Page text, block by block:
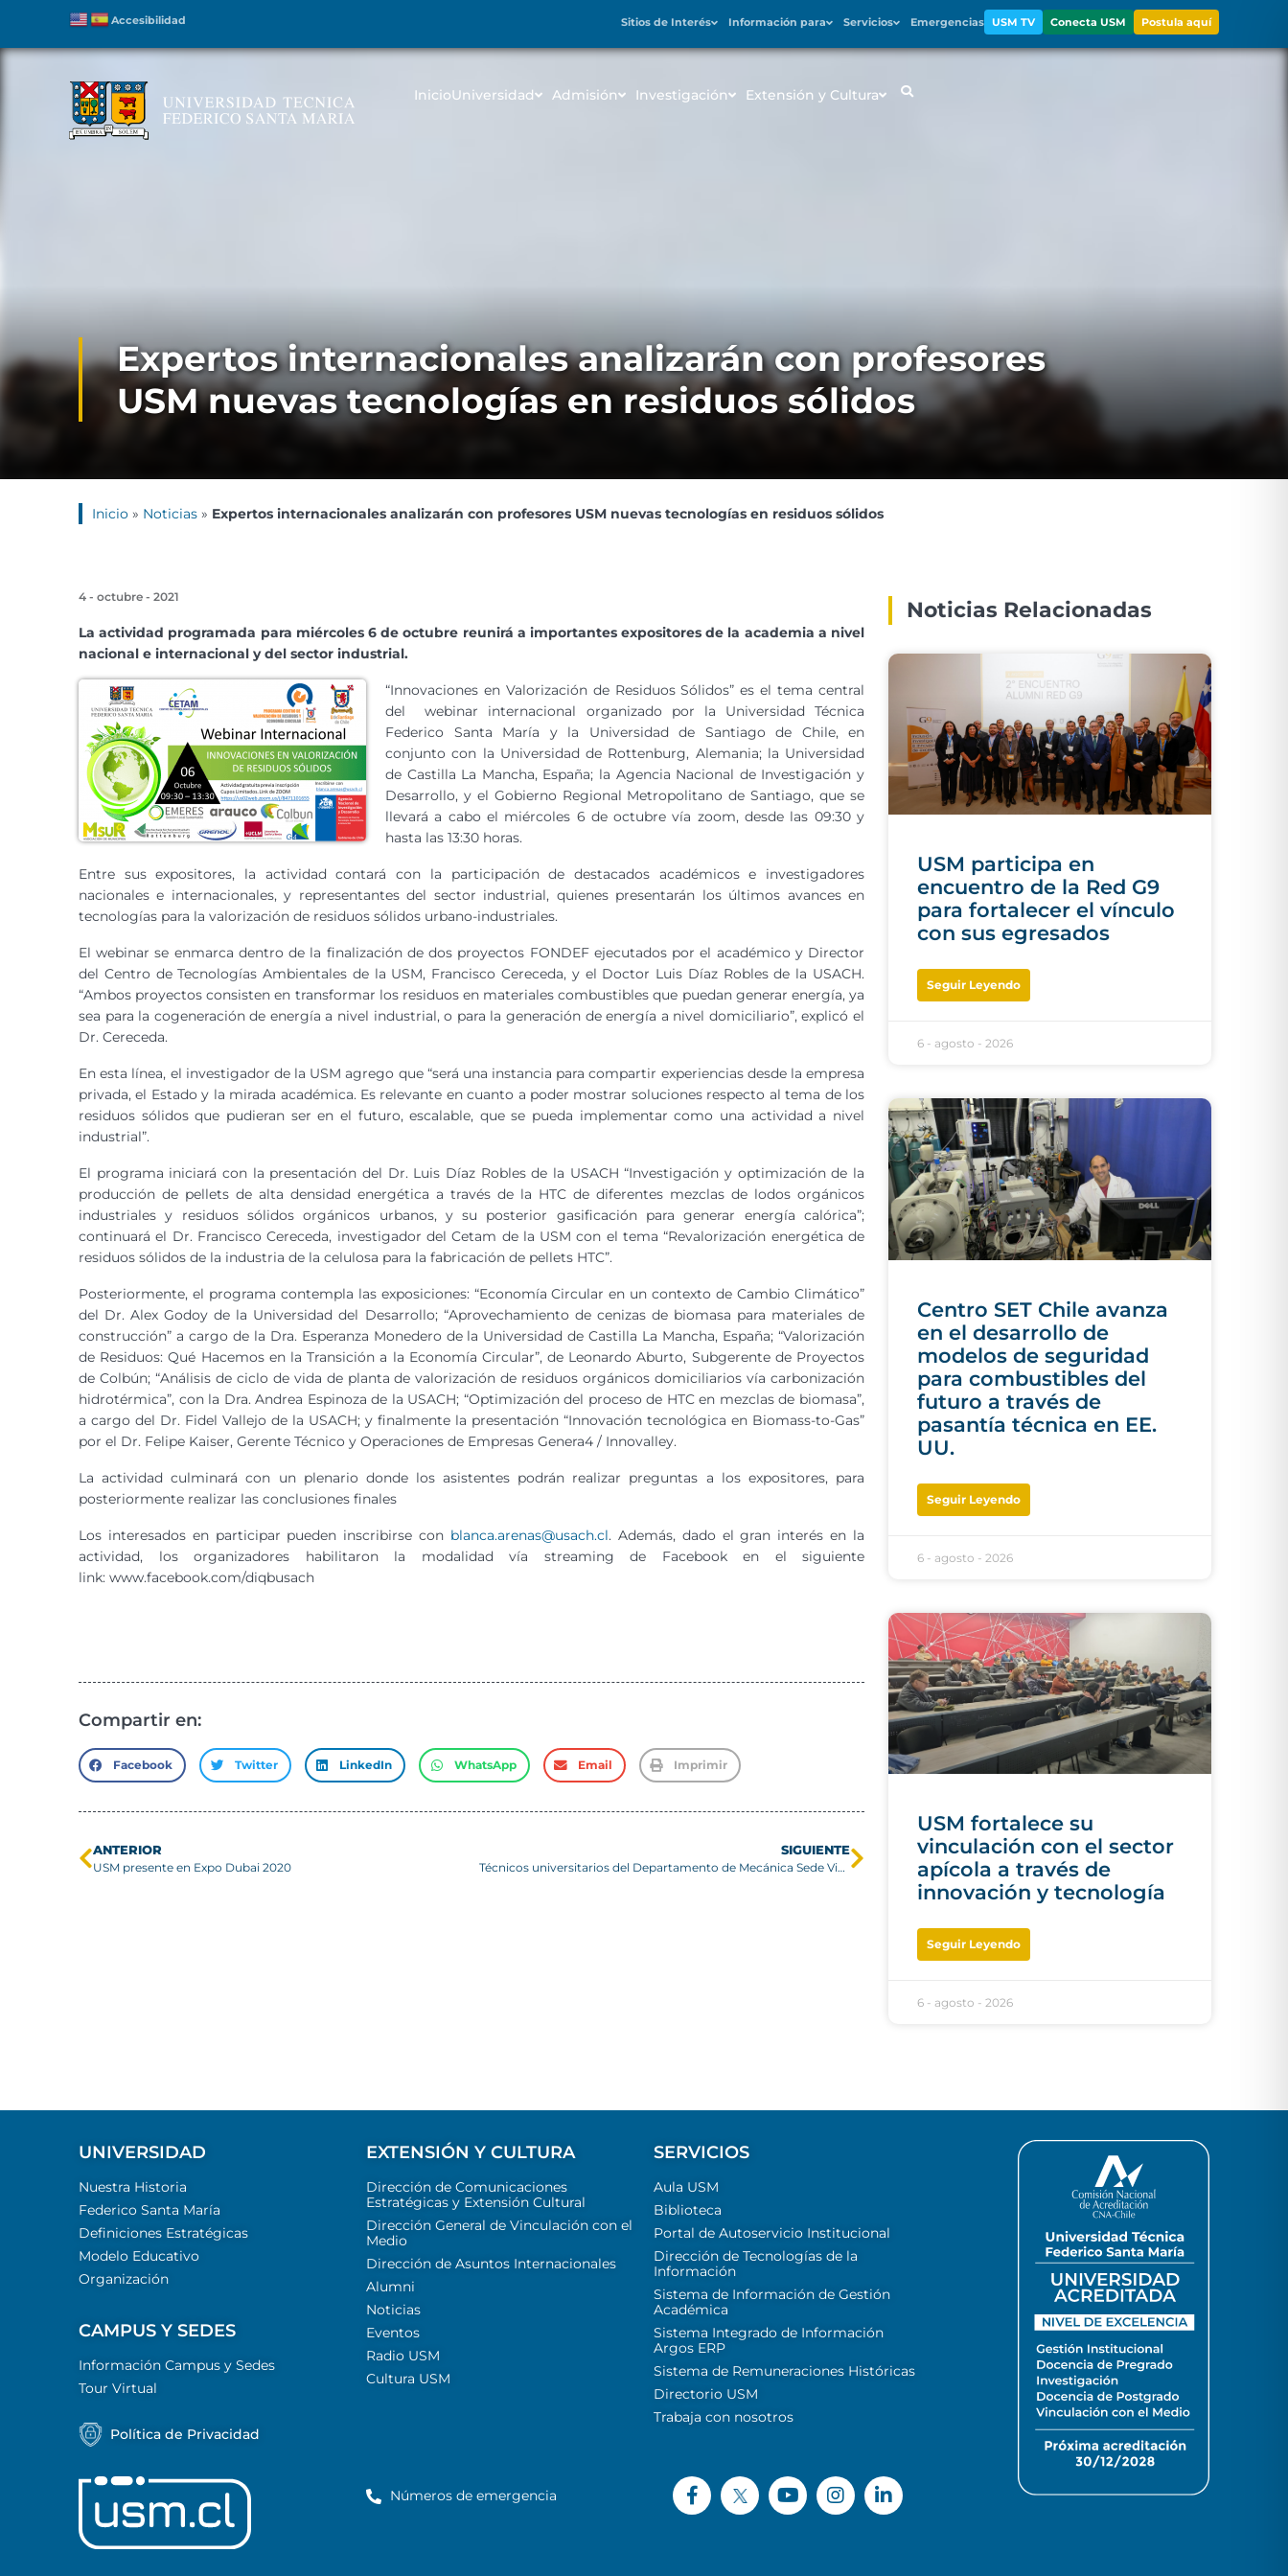
Accesibilidad Sitios de Interés Información para Servicios Emergencias USM TV Conecta USM Postula aquí
InicioUniversidad Admisión Investigación Extensión y Cultura
Expertos internacionales analizarán con profesores
USM nuevas tecnologías en residuos sólidos
Inicio » Noticias » Expertos internacionales analizarán con profesores USM nuevas tecnologías en residuos sólidos
4 - octubre - 2021
La actividad programada para miércoles 6 de octubre reunirá a importantes expositores de la academia a nivel
nacional e internacional y del sector industrial.
“Innovaciones en Valorización de Residuos Sólidos” es el tema central
del webinar internacional organizado por la Universidad Técnica
Federico Santa María y la Universidad de Santiago de Chile, en
conjunto con la Universidad de Rottenburg, Alemania; la Universidad
de Castilla La Mancha, España; la Agencia Nacional de Investigación y
Desarrollo, y el Gobierno Regional Metropolitano de Santiago, que se
llevará a cabo el miércoles 6 de octubre vía zoom, desde las 09:30 y
hasta las 13:30 horas.
Entre sus expositores, la actividad contará con la participación de destacados académicos e investigadores
nacionales e internacionales, y representantes del sector industrial, quienes presentarán los últimos avances en
tecnologías para la valorización de residuos sólidos urbano-industriales.
El webinar se enmarca dentro de la finalización de dos proyectos FONDEF ejecutados por el académico y Director
del Centro de Tecnologías Ambientales de la USM, Francisco Cereceda, y el Doctor Luis Díaz Robles de la USACH.
“Ambos proyectos consisten en transformar los residuos en materiales combustibles que puedan generar energía, ya
sea para la cogeneración de energía a nivel industrial, o para la generación de energía a nivel domiciliario”, explicó el
Dr. Cereceda.
En esta línea, el investigador de la USM agrego que “será una instancia para compartir experiencias desde la empresa
privada, el Estado y la mirada académica. Es relevante en cuanto a poder mostrar soluciones respecto al tema de los
residuos sólidos que pudieran ser en el futuro, escalable, que se pueda implementar como una actividad a nivel
industrial”.
El programa iniciará con la presentación del Dr. Luis Díaz Robles de la USACH “Investigación y optimización de la
producción de pellets de alta densidad energética a través de la HTC de diferentes mezclas de lodos orgánicos
industriales y residuos sólidos orgánicos urbanos, y su posterior gasificación para generar energía calórica”;
continuará el Dr. Francisco Cereceda, investigador del Cetam de la USM con el tema “Revalorización energética de
residuos sólidos de la industria de la celulosa para la fabricación de pellets HTC”.
Posteriormente, el programa contempla las exposiciones: “Economía Circular en un contexto de Cambio Climático”
del Dr. Alex Godoy de la Universidad del Desarrollo; “Aprovechamiento de cenizas de biomasa para materiales de
construcción” a cargo de la Dra. Esperanza Monedero de la Universidad de Castilla La Mancha, España; “Valorización
de Residuos: Qué Hacemos en la Transición a la Economía Circular”, de Leonardo Aburto, Subgerente de Proyectos
de Colbún; “Análisis de ciclo de vida de planta de valorización de residuos orgánicos domiciliarios vía carbonización
hidrotérmica”, con la Dra. Andrea Espinoza de la USACH; “Optimización del proceso de HTC en mezclas de biomasa”,
a cargo del Dr. Fidel Vallejo de la USACH; y finalmente la presentación “Innovación tecnológica en Biomass-to-Gas”
por el Dr. Felipe Kaiser, Gerente Técnico y Operaciones de Empresas Genera4 / Innovalley.
La actividad culminará con un plenario donde los asistentes podrán realizar preguntas a los expositores, para
posteriormente realizar las conclusiones finales
Los interesados en participar pueden inscribirse con blanca.arenas@usach.cl. Además, dado el gran interés en la
actividad, los organizadores habilitaron la modalidad vía streaming de Facebook en el siguiente
link: www.facebook.com/diqbusach
Compartir en:
Facebook Twitter LinkedIn WhatsApp Email Imprimir
ANTERIOR
USM presente en Expo Dubai 2020
SIGUIENTE
Técnicos universitarios del Departamento de Mecánica Sede Viña del Mar reciben sus títulos
Noticias Relacionadas
USM participa en
encuentro de la Red G9
para fortalecer el vínculo
con sus egresados
Seguir Leyendo
6 - agosto - 2026
Centro SET Chile avanza
en el desarrollo de
modelos de seguridad
para combustibles del
futuro a través de
pasantía técnica en EE.
UU.
Seguir Leyendo
6 - agosto - 2026
USM fortalece su
vinculación con el sector
apícola a través de
innovación y tecnología
Seguir Leyendo
6 - agosto - 2026
UNIVERSIDAD
Nuestra Historia
Federico Santa María
Definiciones Estratégicas
Modelo Educativo
Organización
CAMPUS Y SEDES
Información Campus y Sedes
Tour Virtual
Política de Privacidad
EXTENSIÓN Y CULTURA
Dirección de Comunicaciones
Estratégicas y Extensión Cultural
Dirección General de Vinculación con el
Medio
Dirección de Asuntos Internacionales
Alumni
Noticias
Eventos
Radio USM
Cultura USM
SERVICIOS
Aula USM
Biblioteca
Portal de Autoservicio Institucional
Dirección de Tecnologías de la
Información
Sistema de Información de Gestión
Académica
Sistema Integrado de Información
Argos ERP
Sistema de Remuneraciones Históricas
Directorio USM
Trabaja con nosotros
Números de emergencia